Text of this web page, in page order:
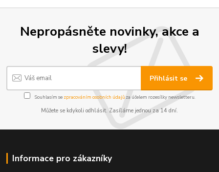
Nepropásněte novinky, akce a
slevy!
Přihlásit se
Souhlasím se zpracováním osobních údajůza účelem rozesílky newsletteru.
Můžete se kdykoli odhlásit. Zasíláme jednou za 14 dní.
Informace pro zákazníky